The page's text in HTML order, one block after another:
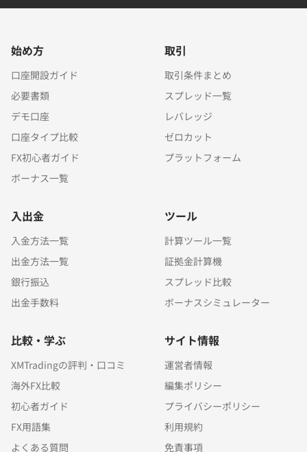
始め方
口座開設ガイド
必要書類
デモ口座
口座タイプ比較
FX初心者ガイド
ボーナス一覧
取引
取引条件まとめ
スプレッド一覧
レバレッジ
ゼロカット
プラットフォーム
入出金
入金方法一覧
出金方法一覧
銀行振込
出金手数料
ツール
計算ツール一覧
証拠金計算機
スプレッド比較
ボーナスシミュレーター
比較・学ぶ
XMTradingの評判・口コミ
海外FX比較
初心者ガイド
FX用語集
よくある質問
サイト情報
運営者情報
編集ポリシー
プライバシーポリシー
利用規約
免責事項